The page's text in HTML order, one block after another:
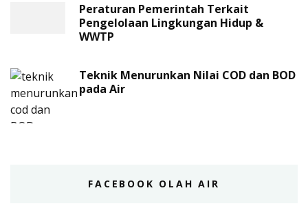
Peraturan Pemerintah Terkait
Pengelolaan Lingkungan Hidup &
WWTP
Teknik Menurunkan Nilai COD dan BOD
pada Air
FACEBOOK OLAH AIR